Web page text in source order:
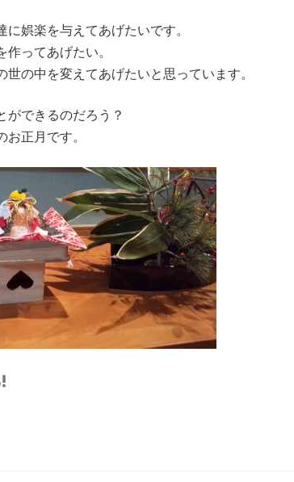
娯楽を与えてあげたいです。
ってあげたい。
世の中を変えてあげたいと思っています。
ができるのだろう？
正月です。